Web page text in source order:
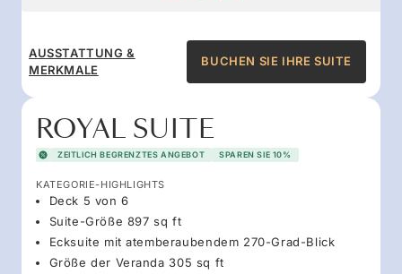
AUSSTATTUNG &
MERKMALE
BUCHEN SIE IHRE SUITE
ROYAL SUITE
ZEITLICH BEGRENZTES ANGEBOT SPAREN SIE 10%
KATEGORIE-HIGHLIGHTS
Deck 5 von 6
Suite-Größe 897 sq ft
Ecksuite mit atemberaubendem 270-Grad-Blick
Größe der Veranda 305 sq ft